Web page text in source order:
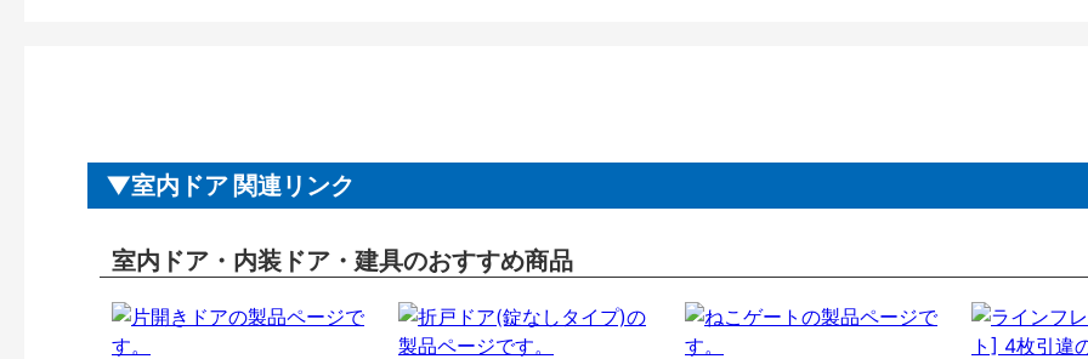
室内ドア 関連リンク
室内ドア・内装ドア・建具のおすすめ商品